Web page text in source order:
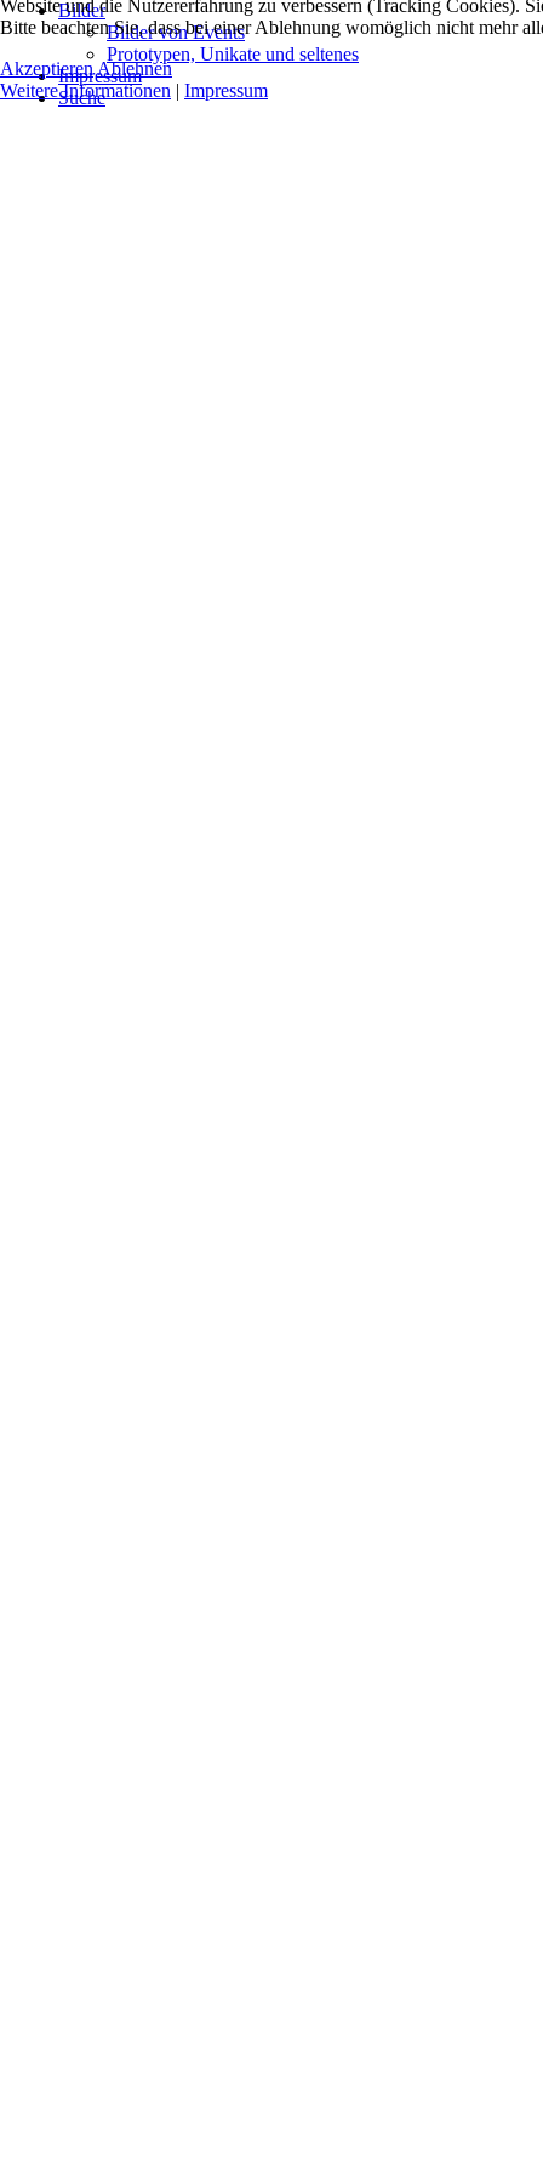
Bilder
Bilder von Events
Prototypen, Unikate und seltenes
Impressum
Suche
Website und die Nutzererfahrung zu verbessern (Tracking Cookies).
Bitte beachten Sie, dass bei einer Ablehnung womöglich nicht mehr
AkzeptierenAblehnen
Weitere Informationen | Impressum